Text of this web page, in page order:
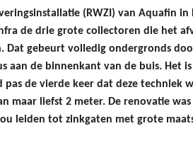
(RWZI) van Aquafin in
de drie grote collectoren die het
Dat gebeurt volledig ondergronds
aan de binnenkant van de buis. Het
pas de vierde keer dat deze techniek
maar liefst 2 meter. De renovatie
leiden tot zinkgaten met grote